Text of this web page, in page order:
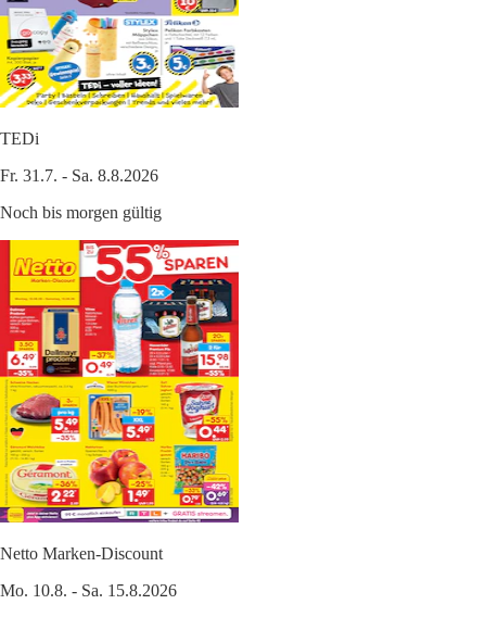
TEDi
Fr. 31.7. - Sa. 8.8.2026
Noch bis morgen gültig
Netto Marken-Discount
Mo. 10.8. - Sa. 15.8.2026